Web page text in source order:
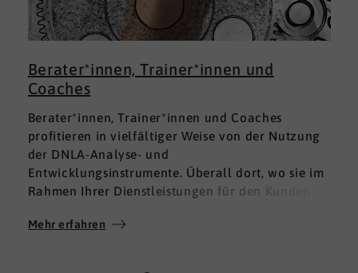
Berater*innen, Trainer*innen und
Coaches
Berater*innen, Trainer*innen und Coaches
profitieren in vielfältiger Weise von der Nutzung
der DNLA-Analyse- und
Entwicklungsinstrumente. Überall dort, wo sie im
Rahmen Ihrer Dienstleistungen für den Kunden
Soft Skills brauchen, finden sie in DNLA den
Mehr erfahren